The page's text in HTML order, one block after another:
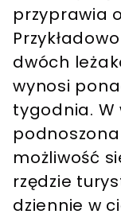
przyprawia
dwóch
wynosi
tygodnia.
możliwość
rzędzie
dziennie w